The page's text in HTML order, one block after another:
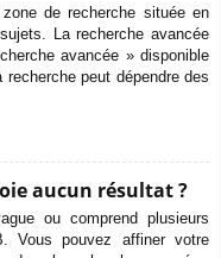
de recherche située en
La recherche avancée
avancée » disponible
peut dépendre des
aucun résultat ?
ou comprend plusieurs
Vous pouvez affiner votre